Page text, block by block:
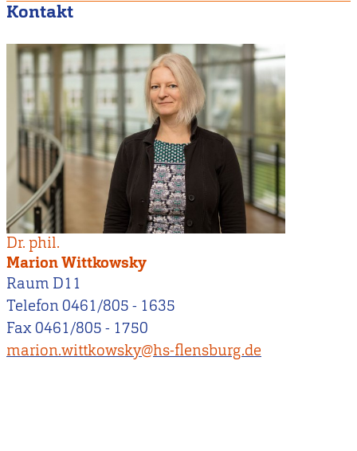
Kontakt
Dr. phil.
Marion Wittkowsky
Raum D11
Telefon 0461/805 - 1635
Fax 0461/805 - 1750
marion.wittkowsky@hs-flensburg.de